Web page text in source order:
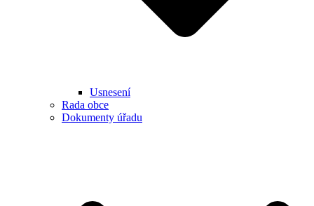
Usnesení
Rada obce
Dokumenty úřadu